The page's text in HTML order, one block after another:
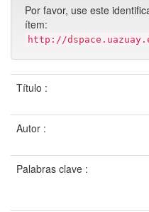
Por favor, use este
ítem:
http://
Título :
Autor :
Palabras clave :